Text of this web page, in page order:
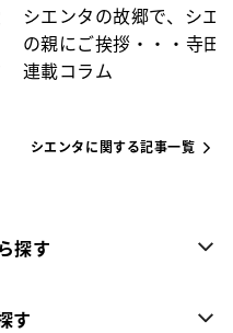
シエンタの故郷で、シエ
の親にご挨拶・・・寺田
連載コラム
シエンタに関する記事一覧
探す
す